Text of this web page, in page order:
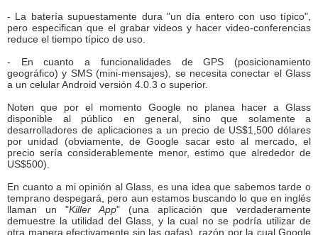
- La batería supuestamente dura "un día entero con uso típico",
pero especifican que el grabar videos y hacer video-conferencias
reduce el tiempo típico de uso.
- En cuanto a funcionalidades de GPS (posicionamiento
geográfico) y SMS (mini-mensajes), se necesita conectar el Glass
a un celular Android versión 4.0.3 o superior.
Noten que por el momento Google no planea hacer a Glass
disponible al público en general, sino que solamente a
desarrolladores de aplicaciones a un precio de US$1,500 dólares
por unidad (obviamente, de Google sacar esto al mercado, el
precio sería considerablemente menor, estimo que alrededor de
US$500).
En cuanto a mi opinión al Glass, es una idea que sabemos tarde o
temprano despegará, pero aun estamos buscando lo que en inglés
llaman un "Killer App" (una aplicación que verdaderamente
demuestre la utilidad del Glass, y la cual no se podría utilizar de
otra manera efectivamente sin las gafas), razón por la cual Google